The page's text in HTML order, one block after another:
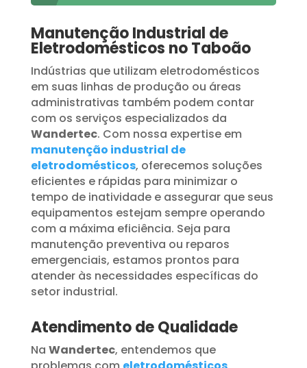
Manutenção Industrial de
Eletrodomésticos no Taboão
Indústrias que utilizam eletrodomésticos
em suas linhas de produção ou áreas
administrativas também podem contar
com os serviços especializados da
Wandertec. Com nossa expertise em
manutenção industrial de
eletrodomésticos, oferecemos soluções
eficientes e rápidas para minimizar o
tempo de inatividade e assegurar que seus
equipamentos estejam sempre operando
com a máxima eficiência. Seja para
manutenção preventiva ou reparos
emergenciais, estamos prontos para
atender às necessidades específicas do
setor industrial.
Atendimento de Qualidade
Na Wandertec, entendemos que